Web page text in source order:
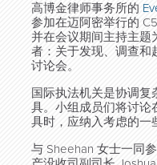
高博金律师事务所的
参加在迈阿密举行的
并在会议期间主持主题
者：关于发现、调查和
讨论会。
国际执法机关是协调复
具。小组成员们将讨论
具时，应纳入考虑的一
与 Sheehan 女士一同